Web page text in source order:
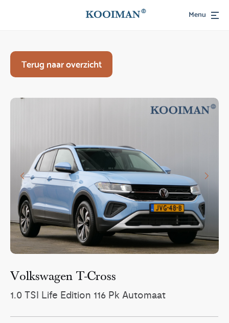
Menu
Terug naar overzicht
Volkswagen T-Cross
1.0 TSI Life Edition 116 Pk Automaat